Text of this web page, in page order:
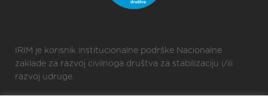
IRIM je korisnik institucionalne podrške Nacionalne
zaklade za razvoj civilnoga društva za stabilizaciju i/ili
razvoj udruge.